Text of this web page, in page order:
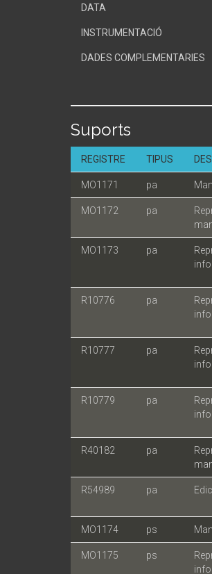
DATA
INSTRUMENTACIÓ
DADES COMPLEMENTARIES
Suports
REGISTRE TIPUS
MO1171 pa
MO1172 pa
MO1173 pa
R10776 pa
R10777 pa
R10779 pa
R40182 pa
R54989 pa
MO1174 ps
MO1175 ps